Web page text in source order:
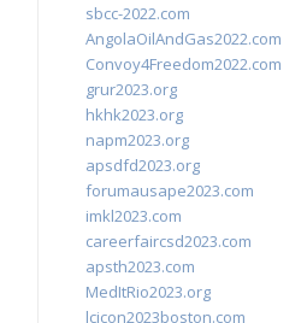
sbcc-2022.com
AngolaOilAndGas2022.com
Convoy4Freedom2022.com
grur2023.org
hkhk2023.org
napm2023.org
apsdfd2023.org
forumausape2023.com
imkl2023.com
careerfaircsd2023.com
apsth2023.com
MedItRio2023.org
lcicon2023boston.com